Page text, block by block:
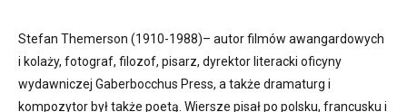
Stefan Themerson (1910-1988)– autor filmów awangardowych
i kolaży, fotograf, filozof, pisarz, dyrektor literacki oficyny
wydawniczej Gaberbocchus Press, a także dramaturg i
kompozytor był także poetą. Wiersze pisał po polsku, francusku i